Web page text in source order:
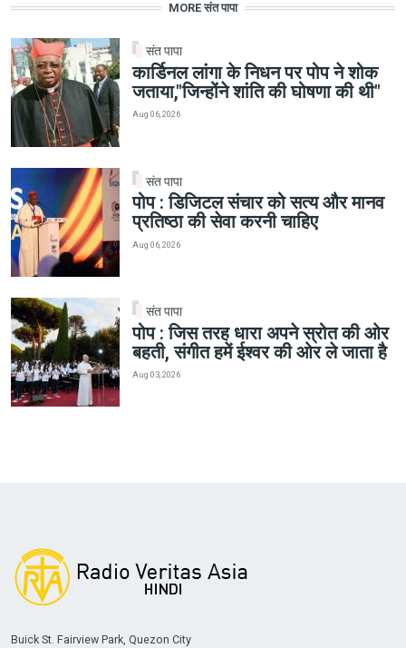
MORE संत पापा
संत पापा
कार्डिनल लांगा के निधन पर पोप ने शोक
जताया,"जिन्होंने शांति की घोषणा की थी"
Aug 06, 2026
संत पापा
पोप : डिजिटल संचार को सत्य और मानव
प्रतिष्ठा की सेवा करनी चाहिए
Aug 06, 2026
संत पापा
पोप : जिस तरह धारा अपने स्रोत की ओर
बहती, संगीत हमें ईश्वर की ओर ले जाता है
Aug 03, 2026
Buick St. Fairview Park, Quezon City